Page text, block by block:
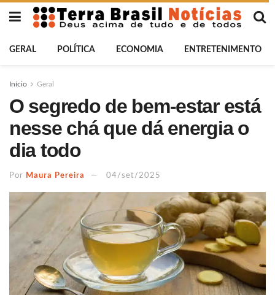
GERAL POLÍTICA ECONOMIA ENTRETENIMENTO
Início Geral
O segredo de bem-estar está
nesse chá que dá energia o
dia todo
Por Maura Pereira 04/set/2025